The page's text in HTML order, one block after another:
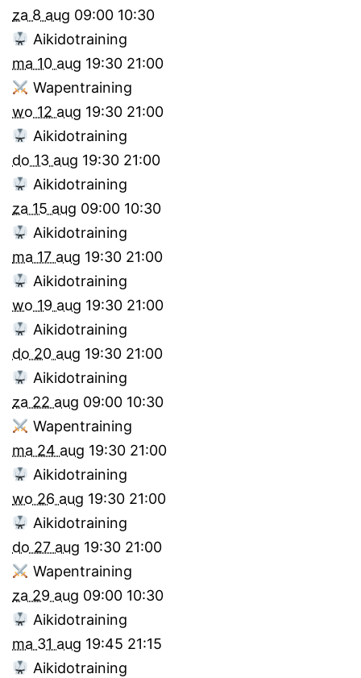
za 8 aug 09:00 10:30
Aikidotraining
ma 10 aug 19:30 21:00
Wapentraining
wo 12 aug 19:30 21:00
Aikidotraining
do 13 aug 19:30 21:00
Aikidotraining
za 15 aug 09:00 10:30
Aikidotraining
ma 17 aug 19:30 21:00
Aikidotraining
wo 19 aug 19:30 21:00
Aikidotraining
do 20 aug 19:30 21:00
Aikidotraining
za 22 aug 09:00 10:30
Wapentraining
ma 24 aug 19:30 21:00
Aikidotraining
wo 26 aug 19:30 21:00
Aikidotraining
do 27 aug 19:30 21:00
Wapentraining
za 29 aug 09:00 10:30
Aikidotraining
ma 31 aug 19:45 21:15
Aikidotraining